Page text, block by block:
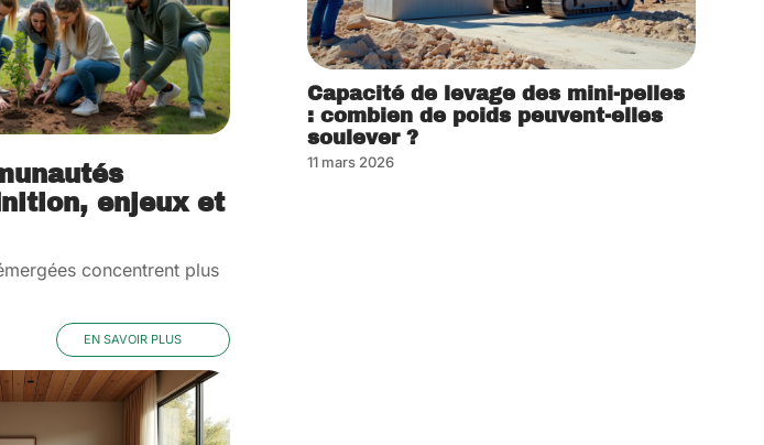
enjeux et
concentrent plus
EN SAVOIR PLUS
Capacité de levage des mini-pelles
: combien de poids peuvent-elles
soulever ?
11 mars 2026